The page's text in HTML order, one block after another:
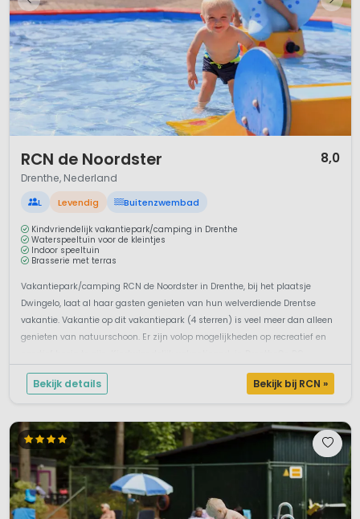
RCN de Noordster 8,0
Drenthe, Nederland
L Levendig Buitenzwembad
Kindvriendelijk vakantiepark/camping in Drenthe
Waterspeeltuin voor de kleintjes
Indoor speeltuin
Brasserie met terras
Vakantiepark/camping RCN de Noordster in Drenthe, bij het plaatsje
Dwingelo, laat al haar gasten genieten van hun welverdiende Drentse
vakantie. Vakantie op dit vakantiepark (4 sterren) is veel meer dan alleen
genieten van natuurschoon. Er zijn volop mogelijkheden op recreatief en
Bekijk details Bekijk bij RCN »